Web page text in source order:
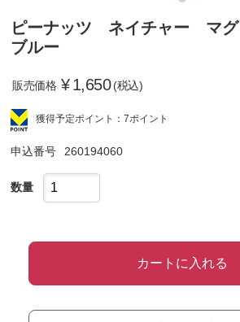
ピーナッツ ネイチャー マグ
ブルー
販売価格 ¥1,650 (税込)
獲得予定ポイント：7ポイント
申込番号 260194060
数量
カートに入れる